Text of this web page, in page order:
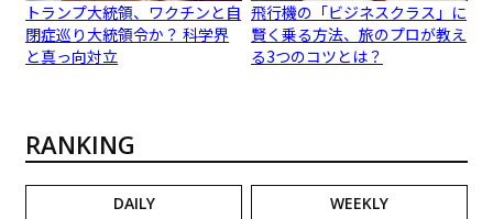
トランプ大統領、ワクチンと自
閉症巡り大統領令か？ 科学界
と真っ向対立
飛行機の「ビジネスクラス」に
賢く乗る方法、旅のプロが教え
る3つのコツとは？
RANKING
DAILY WEEKLY